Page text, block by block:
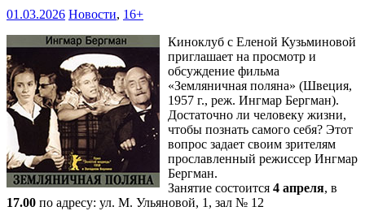
01.03.2026 Новости, 16+
Киноклуб с Еленой Кузьминовой
приглашает на просмотр и
обсуждение фильма
«Земляничная поляна» (Швеция,
1957 г., реж. Ингмар Бергман).
Достаточно ли человеку жизни,
чтобы познать самого себя? Этот
вопрос задает своим зрителям
прославленный режиссер Ингмар
Бергман.
Занятие состоится 4 апреля, в
17.00 по адресу: ул. М. Ульяновой, 1, зал № 12